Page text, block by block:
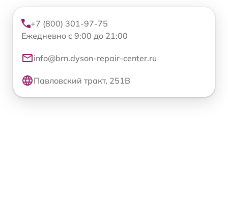
+7 (800) 301-97-75
Ежедневно с 9:00 до 21:00
info@brn.dyson-repair-center.ru
Павловский тракт, 251В